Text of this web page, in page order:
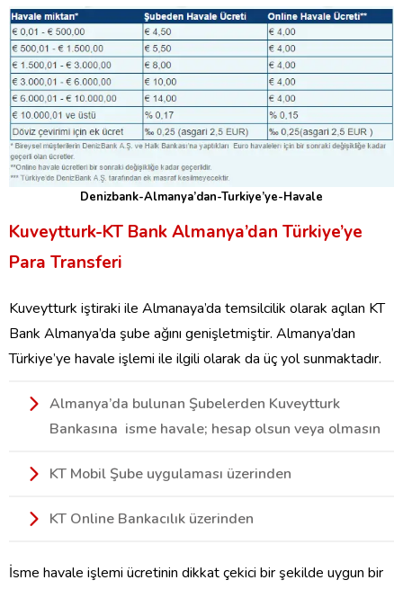
Denizbank-Almanya’dan-Turkiye’ye-Havale
Kuveytturk-KT Bank Almanya’dan Türkiye’ye
Para Transferi
Kuveytturk iştiraki ile Almanaya’da temsilcilik olarak açılan KT
Bank Almanya’da şube ağını genişletmiştir. Almanya’dan
Türkiye’ye havale işlemi ile ilgili olarak da üç yol sunmaktadır.
Almanya’da bulunan Şubelerden Kuveytturk
Bankasına isme havale; hesap olsun veya olmasın
KT Mobil Şube uygulaması üzerinden
KT Online Bankacılık üzerinden
İsme havale işlemi ücretinin dikkat çekici bir şekilde uygun bir